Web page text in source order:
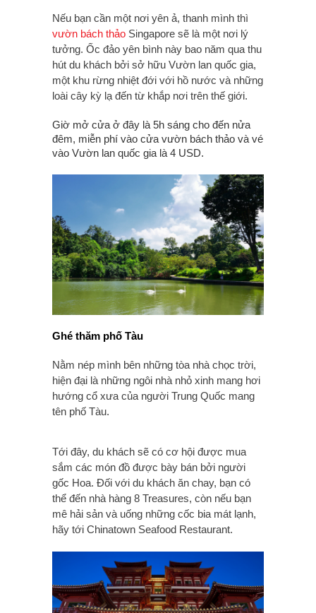
Nếu bạn cần một nơi yên ả, thanh mình thì
vườn bách thảo Singapore sẽ là một nơi lý
tưởng. Ốc đảo yên bình này bao năm qua thu
hút du khách bởi sở hữu Vườn lan quốc gia,
một khu rừng nhiệt đới với hồ nước và những
loài cây kỳ lạ đến từ khắp nơi trên thế giới.
Giờ mở cửa ở đây là 5h sáng cho đến nửa
đêm, miễn phí vào cửa vườn bách thảo và vé
vào Vườn lan quốc gia là 4 USD.
Ghé thăm phố Tàu
Nằm nép mình bên những tòa nhà chọc trời,
hiện đại là những ngôi nhà nhỏ xinh mang hơi
hướng cổ xưa của người Trung Quốc mang
tên phố Tàu.
Tới đây, du khách sẽ có cơ hội được mua
sắm các món đồ được bày bán bởi người
gốc Hoa. Đối với du khách ăn chay, bạn có
thể đến nhà hàng 8 Treasures, còn nếu bạn
mê hải sản và uống những cốc bia mát lạnh,
hãy tới Chinatown Seafood Restaurant.